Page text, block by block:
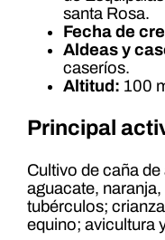
santa Rosa.
Fecha de
Aldeas y
caseríos.
Altitud: 100
Principal
Cultivo de caña
aguacate,
tubérculos;
equino; avicultura